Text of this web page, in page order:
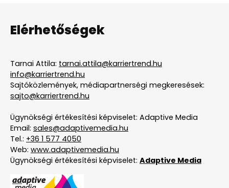
Elérhetőségek
Tarnai Attila: tarnai.attila@karriertrend.hu
info@karriertrend.hu
Sajtóközlemények, médiapartnerségi megkeresések:
sajto@karriertrend.hu
Ügynökségi értékesítési képviselet: Adaptive Media
Email: sales@adaptivemedia.hu
Tel.: +36 1 577 4050
Web: www.adaptivemedia.hu
Ügynökségi értékesítési képviselet: Adaptive Media